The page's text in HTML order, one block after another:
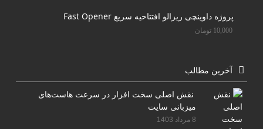
پروژه داوینچی ریزالو افتتاحیه سریع Fast Opener
10,000 تومان
آخرین مطالب
نقش اصلی سخت افزار در سرعت هاست‌های
میزبانی سایت
8 مرداد 1403